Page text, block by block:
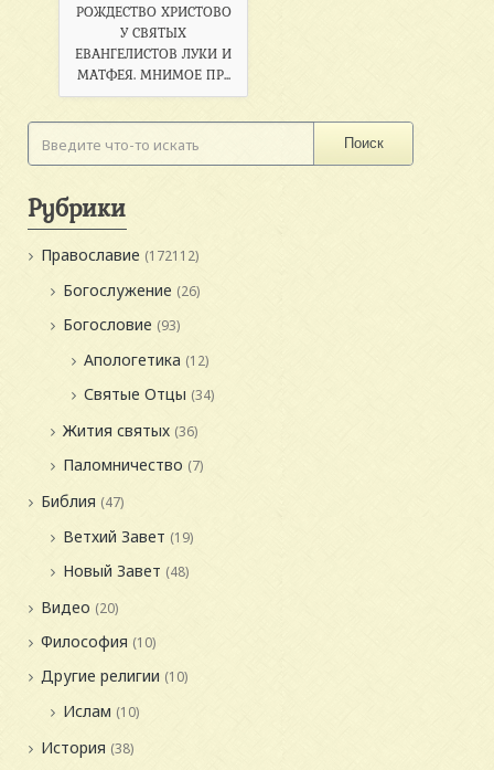
РОЖДЕСТВО ХРИСТОВО
У СВЯТЫХ
ЕВАНГЕЛИСТОВ ЛУКИ И
МАТФЕЯ. МНИМОЕ ПР...
Поиск
Рубрики
Православие (172112)
Богослужение (26)
Богословие (93)
Апологетика (12)
Святые Отцы (34)
Жития святых (36)
Паломничество (7)
Библия (47)
Ветхий Завет (19)
Новый Завет (48)
Видео (20)
Философия (10)
Другие религии (10)
Ислам (10)
История (38)